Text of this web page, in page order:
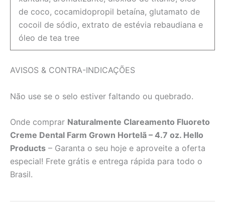
de coco, cocamidopropil betaína, glutamato de
cocoil de sódio, extrato de estévia rebaudiana e
óleo de tea tree
AVISOS & CONTRA-INDICAÇÕES
Não use se o selo estiver faltando ou quebrado.
Onde comprar Naturalmente Clareamento Fluoreto
Creme Dental Farm Grown Hortelã – 4.7 oz. Hello
Products – Garanta o seu hoje e aproveite a oferta
especial! Frete grátis e entrega rápida para todo o
Brasil.